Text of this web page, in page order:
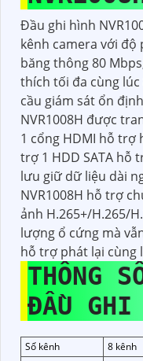
Đầu ghi hình
kênh camera với độ
băng thông 80
thích tối đa cùng
cầu giám sát ổn
NVR1008H được
1 cổng HDMI hỗ trợ
trợ 1 HDD SATA hỗ
lưu giữ dữ liệu dài
NVR1008H hỗ trợ
ảnh H.265+/H.265/
lượng ổ cứng mà
hỗ trợ phát lại cùng
THÔNG
ĐẦU GHI
Số kênh
8 kênh